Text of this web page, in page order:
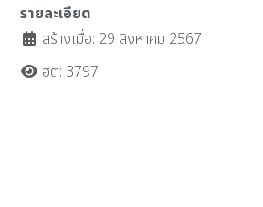
รายละเอียด
สร้างเมื่อ: 29 สิงหาคม 2567
ฮิต: 3797